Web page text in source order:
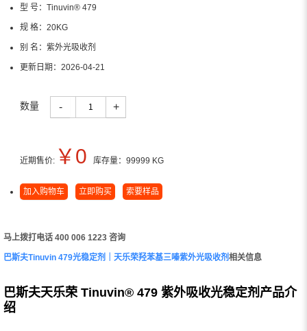
型 号： Tinuvin® 479
规 格： 20KG
别 名： 紫外光吸收剂
更新日期： 2026-04-21
数量 - +
近期售价: ￥0 库存量： 99999 KG
加入购物车 立即购买 索要样品
马上拨打电话 400 006 1223 咨询
巴斯夫Tinuvin 479光稳定剂｜天乐荣羟苯基三嗪紫外光吸收剂相关信息
巴斯夫天乐荣 Tinuvin® 479 紫外吸收光稳定剂产品介
绍